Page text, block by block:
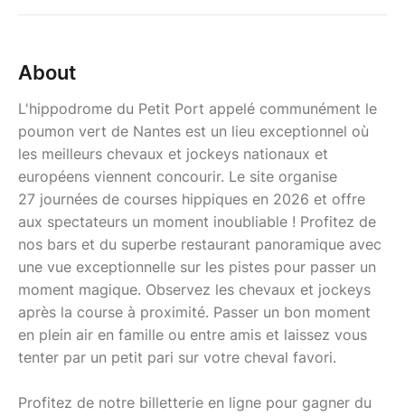
About
L'hippodrome du Petit Port appelé communément le
poumon vert de Nantes est un lieu exceptionnel où
les meilleurs chevaux et jockeys nationaux et
européens viennent concourir. Le site organise
27 journées de courses hippiques en 2026 et offre
aux spectateurs un moment inoubliable ! Profitez de
nos bars et du superbe restaurant panoramique avec
une vue exceptionnelle sur les pistes pour passer un
moment magique. Observez les chevaux et jockeys
après la course à proximité. Passer un bon moment
en plein air en famille ou entre amis et laissez vous
tenter par un petit pari sur votre cheval favori.
Profitez de notre billetterie en ligne pour gagner du